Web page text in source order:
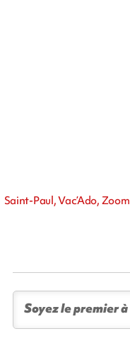
Saint-Paul, Vac’Ado, Zoom